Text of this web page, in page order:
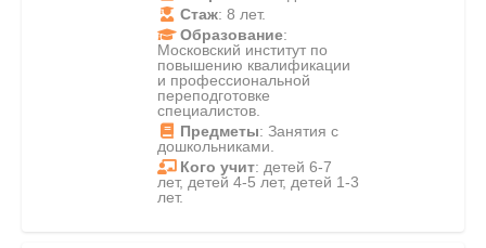
Стаж: 8 лет.
Образование:
Московский институт по
повышению квалификации
и профессиональной
переподготовке
специалистов.
Предметы: Занятия с
дошкольниками.
Кого учит: детей 6-7
лет, детей 4-5 лет, детей 1-3
лет.